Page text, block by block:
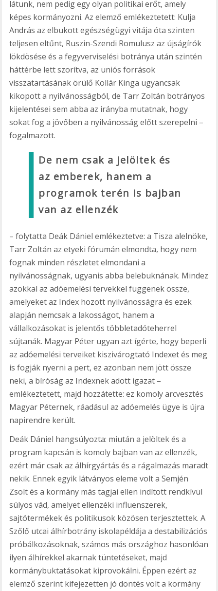
látunk, nem pedig egy olyan politikai erőt, amely
képes kormányozni. Az elemző emlékeztetett: Kulja
András az elbukott egészségügyi vitája óta szinten
teljesen eltűnt, Ruszin-Szendi Romulusz az újságírók
lökdösése és a fegyverviselési botránya után szintén
háttérbe lett szorítva, az uniós források
visszatartásának örülő Kollár Kinga ugyancsak
kikopott a nyilvánosságból, de Tarr Zoltán botrányos
kijelentései sem abba az irányba mutatnak, hogy
sokat fog a jövőben a nyilvánosság előtt szerepelni –
fogalmazott.
De nem csak a jelöltek és
az emberek, hanem a
programok terén is bajban
van az ellenzék
– folytatta Deák Dániel emlékeztetve: a Tisza alelnöke,
Tarr Zoltán az etyeki fórumán elmondta, hogy nem
fognak minden részletet elmondani a
nyilvánosságnak, ugyanis abba belebuknának. Mindez
azokkal az adóemelési tervekkel függenek össze,
amelyeket az Index hozott nyilvánosságra és ezek
alapján nemcsak a lakosságot, hanem a
vállalkozásokat is jelentős többletadóteherrel
sújtanák. Magyar Péter ugyan azt ígérte, hogy beperli
az adóemelési terveiket kiszivárogtató Indexet és meg
is fogják nyerni a pert, ez azonban nem jött össze
neki, a bíróság az Indexnek adott igazat –
emlékeztetett, majd hozzátette: ez komoly arcvesztés
Magyar Péternek, ráadásul az adóemelés ügye is újra
napirendre került.
Deák Dániel hangsúlyozta: miután a jelöltek és a
program kapcsán is komoly bajban van az ellenzék,
ezért már csak az álhírgyártás és a rágalmazás maradt
nekik. Ennek egyik látványos eleme volt a Semjén
Zsolt és a kormány más tagjai ellen indított rendkívül
súlyos vád, amelyet ellenzéki influenszerek,
sajtótermékek és politikusok közösen terjesztettek. A
Szőlő utcai álhírbotrány iskolapéldája a destabilizációs
próbálkozásoknak, számos más országhoz hasonlóan
ilyen álhírekkel akarnak tüntetéseket, majd
kormánybuktatásokat kiprovokálni. Éppen ezért az
elemző szerint kifejezetten jó döntés volt a kormány